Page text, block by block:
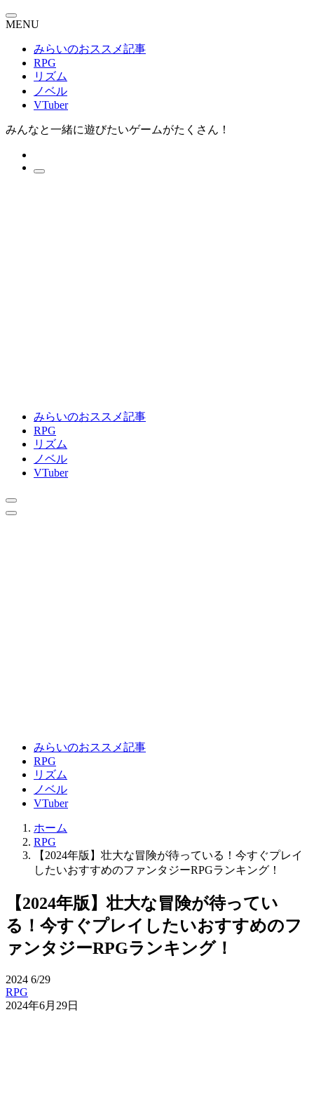
MENU
みらいのおススメ記事
RPG
リズム
ノベル
VTuber
みんなと一緒に遊びたいゲームがたくさん！
みらいのおススメ記事
RPG
リズム
ノベル
VTuber
みらいのおススメ記事
RPG
リズム
ノベル
VTuber
ホーム
RPG
【2024年版】壮大な冒険が待っている！今すぐプレイ
したいおすすめのファンタジーRPGランキング！
【2024年版】壮大な冒険が待ってい
る！今すぐプレイしたいおすすめのフ
ァンタジーRPGランキング！
2024 6/29
RPG
2024年6月29日